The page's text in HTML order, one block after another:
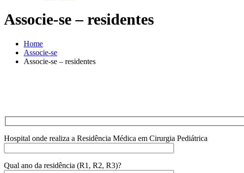
Associe-se – residentes
Home
Associe-se
Associe-se – residentes
Hospital onde realiza a Residência Médica em Cirurgia Pediátrica
Qual ano da residência (R1, R2, R3)?